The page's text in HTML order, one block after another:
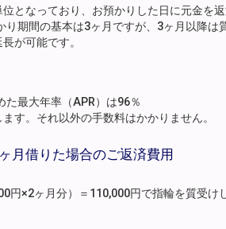
となっており、お預かりした日に元金を
期間の基本は3ヶ月ですが、3ヶ月以降は
が可能です。
た最大年率（APR）は96％
す。それ以外の手数料はかかりません。
月借りた場合のご返済費用
円×2ヶ月分）＝110,000円で指輪を質受け